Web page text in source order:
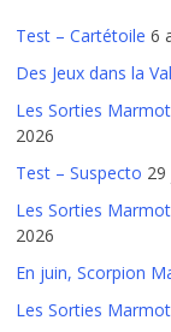
Test – Cartétoile 6
Des Jeux dans la
Les Sorties
2026
Test – Suspecto 29
Les Sorties
2026
En juin, Scorpion
Les Sorties